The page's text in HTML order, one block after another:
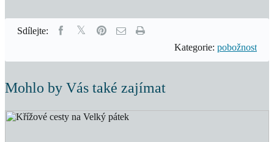
Sdílejte:
Kategorie: pobožnost
Mohlo by Vás také zajímat